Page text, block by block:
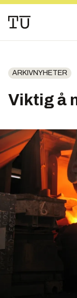
ARKIVNYHETER
Viktig å